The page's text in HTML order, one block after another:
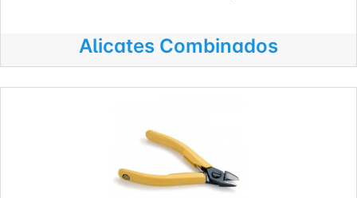
Alicates Combinados